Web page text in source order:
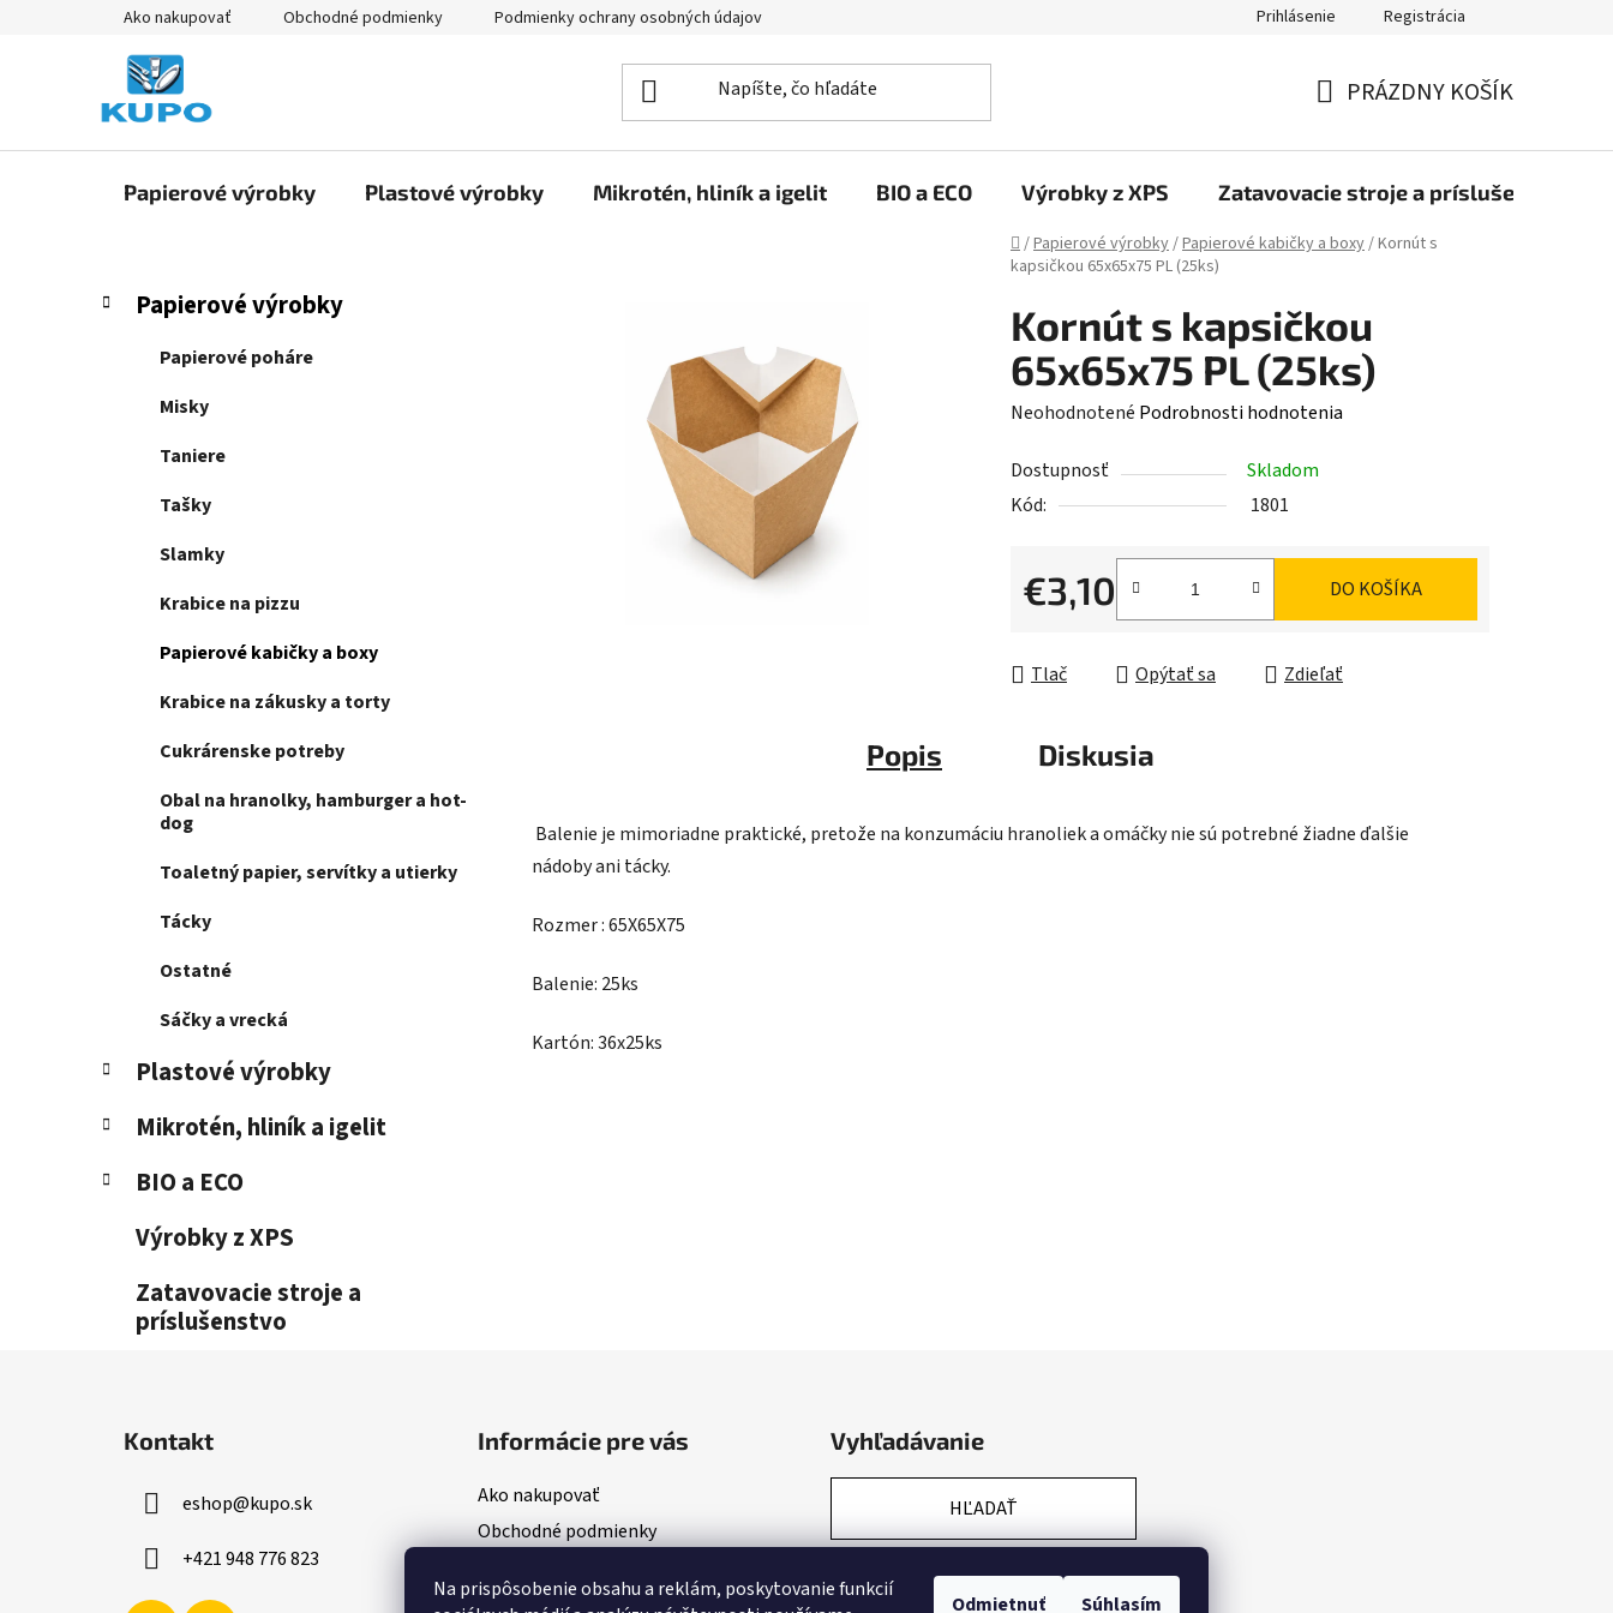
Na prispôsobenie obsahu a reklám, poskytovanie funkcií
Odmietnuť Súhlasím
Ako nakupovať Obchodné podmienky Podmienky ochrany osobných údajov Prihlásenie Registrácia
KOŠÍK
PRÁZDNY KOŠÍK
Papierové výrobky Plastové výrobky Mikrotén, hliník a igelit BIO a ECO Výrobky z XPS Zatavovacie stroje a príslušenstvo
Domov
/Papierové výrobky/Papierové kabičky a boxy/Kornút s
kapsičkou 65x65x75 PL (25ks)
B
Preskočiť
kategórie
K
a
Papierové výrobky
Papierové poháre
Misky
Taniere
Tašky
Slamky
Krabice na pizzu
Papierové kabičky a boxy
Krabice na zákusky a torty
Cukrárenske potreby
Obal na hranolky, hamburger a hot-
dog
Toaletný papier, servítky a utierky
Tácky
Ostatné
Sáčky a vrecká
Plastové výrobky
Mikrotén, hliník a igelit
BIO a ECO
Výrobky z XPS
Zatavovacie stroje a
príslušenstvo
Kornút s kapsičkou
65x65x75 PL (25ks)
Priemerné
produktu
je
Neohodnotené Podrobnosti hodnotenia
Dostupnosť
Skladom
Kód:
1801
€3,10
Jednotková cena:
DO KOŠÍKA
Tlač Opýtať sa Zdieľať
Popis Diskusia
Balenie je mimoriadne praktické, pretože na konzumáciu hranoliek a omáčky nie sú potrebné žiadne ďalšie
nádoby ani tácky.
Rozmer : 65X65X75
Balenie: 25ks
Kartón: 36x25ks
Kontakt
eshop@kupo.sk
+421 948 776 823
Informácie pre vás
Ako nakupovať
Obchodné podmienky
Vyhľadávanie
HĽADAŤ